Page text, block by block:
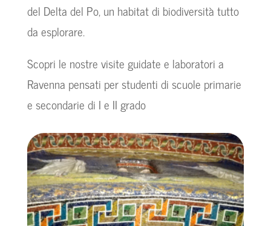
del Delta del Po, un habitat di biodiversità tutto
da esplorare.
Scopri le nostre visite guidate e laboratori a
Ravenna pensati per studenti di scuole primarie
e secondarie di I e II grado